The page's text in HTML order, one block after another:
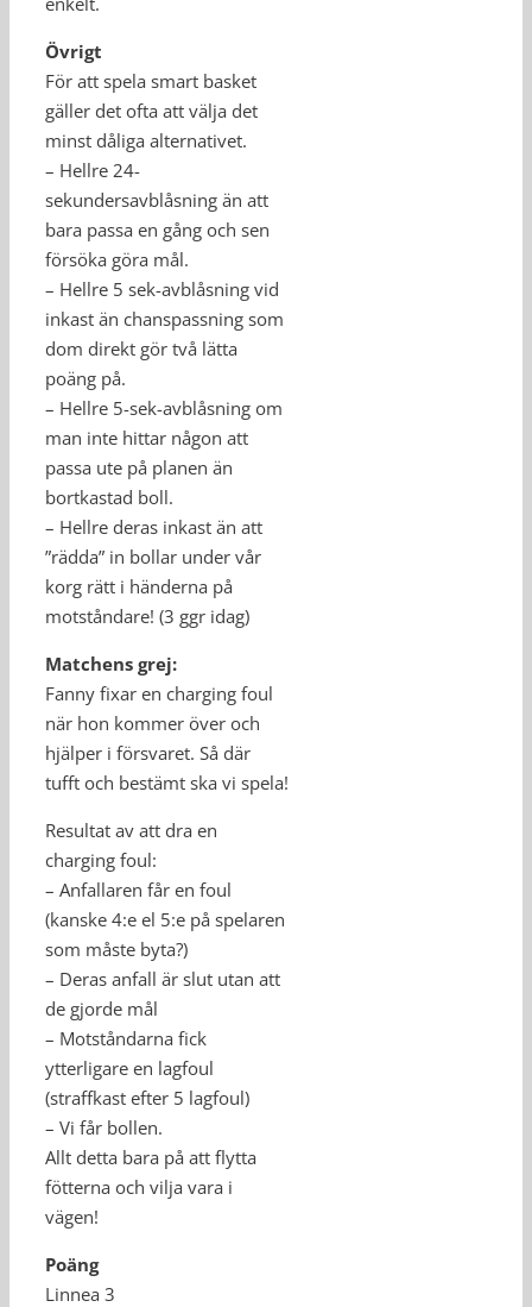
Övrigt
För att spela smart basket
gäller det ofta att välja det
minst dåliga alternativet.
– Hellre 24-
sekundersavblåsning än att
bara passa en gång och sen
försöka göra mål.
– Hellre 5 sek-avblåsning vid
inkast än chanspassning som
dom direkt gör två lätta
poäng på.
– Hellre 5-sek-avblåsning om
man inte hittar någon att
passa ute på planen än
bortkastad boll.
– Hellre deras inkast än att
”rädda” in bollar under vår
korg rätt i händerna på
motståndare! (3 ggr idag)
Matchens grej:
Fanny fixar en charging foul
när hon kommer över och
hjälper i försvaret. Så där
tufft och bestämt ska vi spela!
Resultat av att dra en
charging foul:
– Anfallaren får en foul
(kanske 4:e el 5:e på spelaren
som måste byta?)
– Deras anfall är slut utan att
de gjorde mål
– Motståndarna fick
ytterligare en lagfoul
(straffkast efter 5 lagfoul)
– Vi får bollen.
Allt detta bara på att flytta
fötterna och vilja vara i
vägen!
Poäng
Linnea 3